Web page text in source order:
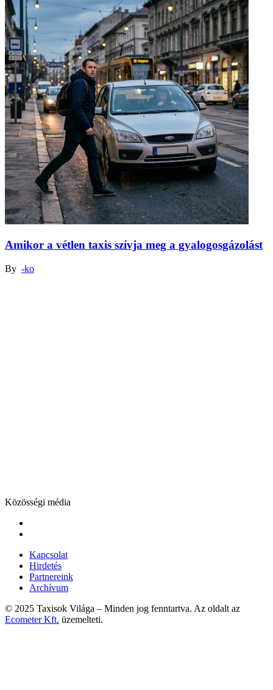
Amikor a vétlen taxis szívja meg a gyalogosgázolást
By -ko
Közösségi média
Kapcsolat
Hirdetés
Partnereink
Archívum
© 2025 Taxisok Világa – Minden jog fenntartva. Az oldalt az
Ecometer Kft. üzemelteti.